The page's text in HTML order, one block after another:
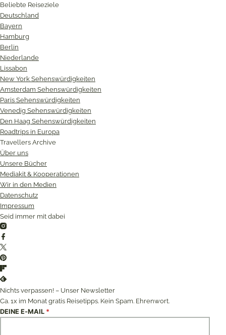
Beliebte Reiseziele
Deutschland
Bayern
Hamburg
Berlin
Niederlande
Lissabon
New York Sehenswürdigkeiten
Amsterdam Sehenswürdigkeiten
Paris Sehenswürdigkeiten
Venedig Sehenswürdigkeiten
Den Haag Sehenswürdigkeiten
Roadtrips in Europa
Travellers Archive
Über uns
Unsere Bücher
Mediakit & Kooperationen
Wir in den Medien
Datenschutz
Impressum
Seid immer mit dabei
Instagram
Twitter
Pinterest
Flipboard
Feedly
Nichts verpassen! – Unser Newsletter
Ca. 1x im Monat gratis Reisetipps. Kein Spam. Ehrenwort.
DEINE E-MAIL *